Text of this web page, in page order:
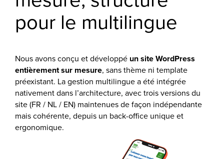
pour le multilingue
Nous avons conçu et développé un site WordPress
entièrement sur mesure, sans thème ni template
préexistant. La gestion multilingue a été intégrée
nativement dans l’architecture, avec trois versions du
site (FR / NL / EN) maintenues de façon indépendante
mais cohérente, depuis un back-office unique et
ergonomique.